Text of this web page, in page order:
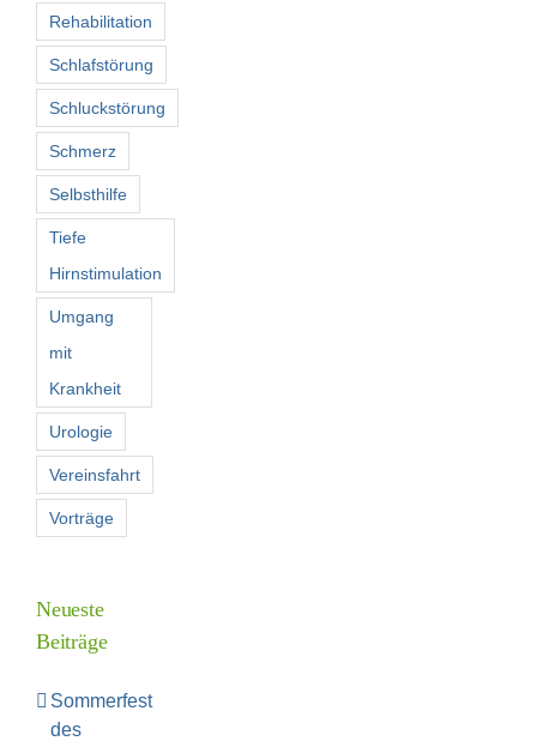
Rehabilitation
Schlafstörung
Schluckstörung
Schmerz
Selbsthilfe
Tiefe
Hirnstimulation
Umgang
mit
Krankheit
Urologie
Vereinsfahrt
Vorträge
Neueste
Beiträge
Sommerfest
des